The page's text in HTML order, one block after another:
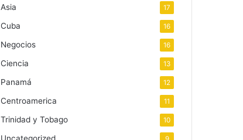
Asia 17
Cuba 16
Negocios 16
Ciencia 13
Panamá 12
Centroamerica 11
Trinidad y Tobago 10